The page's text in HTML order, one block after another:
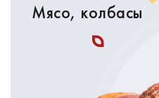
Мясо, колбасы